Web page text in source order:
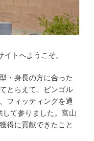
トへようこそ。
・身長の方に合った
とらえて、ピンゴル
フィッティングを通
して参りました。富山
得に貢献できたこと